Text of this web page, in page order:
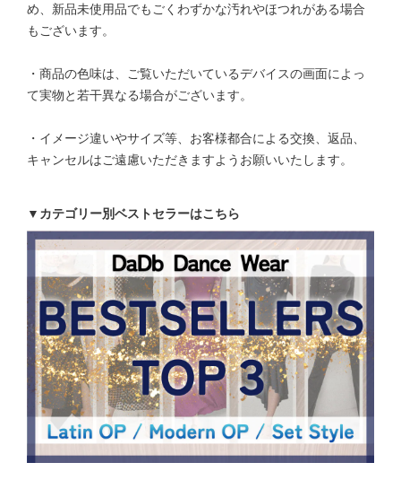
め、新品未使用品でもごくわずかな汚れやほつれがある場合
もございます。
・商品の色味は、ご覧いただいているデバイスの画面によっ
て実物と若干異なる場合がございます。
・イメージ違いやサイズ等、お客様都合による交換、返品、
キャンセルはご遠慮いただきますようお願いいたします。
▼カテゴリー別ベストセラーはこちら